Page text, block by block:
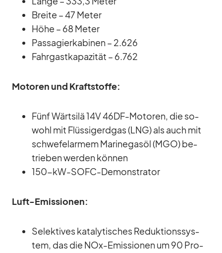
Breite – 47 Me­ter
Höhe – 68 Me­ter
Pas­sa­gier­ka­bi­nen – 2.626
Fahr­gast­ka­pa­zi­tät – 6.762
Mo­to­ren und Kraft­stoffe:
Fünf Wärts­ilä 14V 46DF-Mo­to­ren, die so­
wohl mit Flüs­sig­erd­gas (LNG) als auch mit
schwe­fel­ar­mem Ma­ri­n­e­gasöl (MGO) be­
trie­ben wer­den kön­nen
150-kW-SOFC-De­mons­tra­tor
Luft-Emis­sio­nen:
Se­lek­ti­ves ka­ta­ly­ti­sches Re­duk­ti­ons­sys­
tem, das die NOx-Emis­sio­nen um 90 Pro­